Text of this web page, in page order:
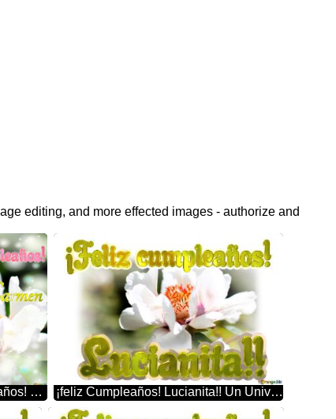
editing, and more effected images - authorize and
¡feliz Cumpleaños! Luz Del Carmen La Belleza Efímera De Las Flores Capturada En Una Imagen ¡feliz Cumpleaños! Lucianita!! Un Universo De Detalles: La Perfección De Las Flores En Primer Plano